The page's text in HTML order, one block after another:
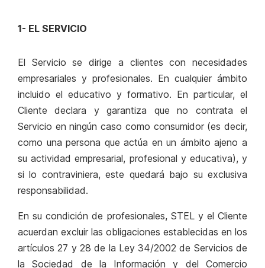
1- EL SERVICIO
El Servicio se dirige a clientes con necesidades
empresariales y profesionales. En cualquier ámbito
incluido el educativo y formativo. En particular, el
Cliente declara y garantiza que no contrata el
Servicio en ningún caso como consumidor (es decir,
como una persona que actúa en un ámbito ajeno a
su actividad empresarial, profesional y educativa), y
si lo contraviniera, este quedará bajo su exclusiva
responsabilidad.
En su condición de profesionales, STEL y el Cliente
acuerdan excluir las obligaciones establecidas en los
artículos 27 y 28 de la Ley 34/2002 de Servicios de
la Sociedad de la Información y del Comercio